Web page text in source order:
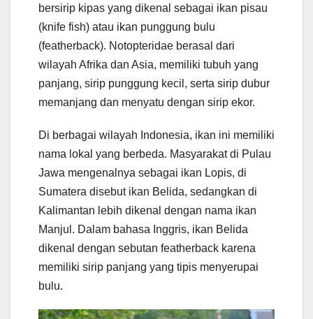
bersirip kipas yang dikenal sebagai ikan pisau
(knife fish) atau ikan punggung bulu
(featherback). Notopteridae berasal dari
wilayah Afrika dan Asia, memiliki tubuh yang
panjang, sirip punggung kecil, serta sirip dubur
memanjang dan menyatu dengan sirip ekor.
Di berbagai wilayah Indonesia, ikan ini memiliki
nama lokal yang berbeda. Masyarakat di Pulau
Jawa mengenalnya sebagai ikan Lopis, di
Sumatera disebut ikan Belida, sedangkan di
Kalimantan lebih dikenal dengan nama ikan
Manjul. Dalam bahasa Inggris, ikan Belida
dikenal dengan sebutan featherback karena
memiliki sirip panjang yang tipis menyerupai
bulu.